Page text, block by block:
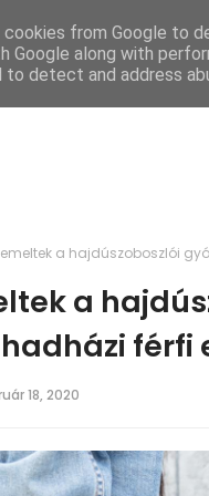
a hajdúszoboszlói
a
férfi
18, 2020
from Google to
Google along with
detect and address